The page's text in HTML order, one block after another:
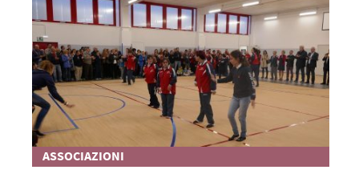
ASSOCIAZIONI